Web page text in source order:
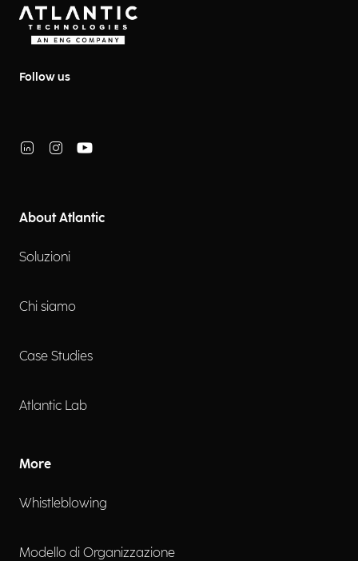
Follow us
About Atlantic
Soluzioni
Chi siamo
Case Studies
Atlantic Lab
More
Whistleblowing
Modello di Organizzazione